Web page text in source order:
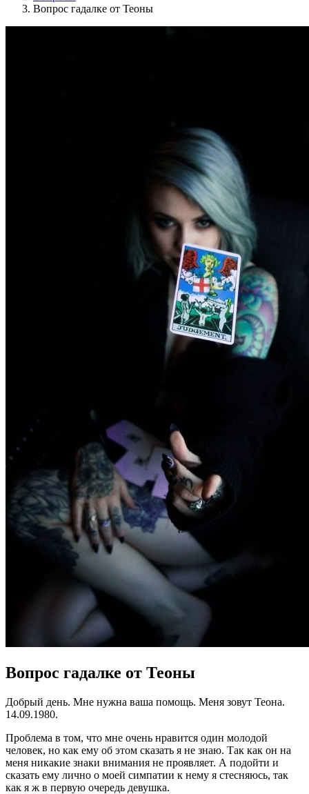
Вопрос гадалке от Теоны
Вопрос гадалке от Теоны
Добрый день. Мне нужна ваша помощь. Меня зовут Теона.
14.09.1980.
Проблема в том, что мне очень нравится один молодой
человек, но как ему об этом сказать я не знаю. Так как он на
меня никакие знаки внимания не проявляет. А подойти и
сказать ему лично о моей симпатии к нему я стесняюсь, так
как я ж в первую очередь девушка.